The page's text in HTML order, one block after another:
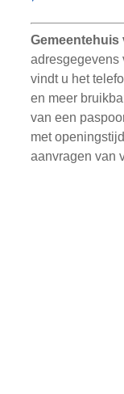
Gemeentehuis
adresgegevens
vindt u het
en meer
van een
met
aanvragen van